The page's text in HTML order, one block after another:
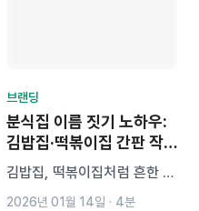
브랜딩
분식집 이름 짓기 노하우:
김밥집·떡볶이집 간판 작
명 전략 5단계
김밥집, 떡볶이집처럼 흔한 메
뉴를 다루는 분식집일수록 이
2026년 01월 14일 · 4분